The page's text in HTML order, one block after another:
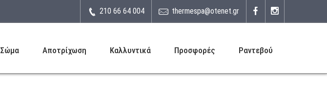
210 66 64 004 thermespa@otenet.gr
Σώμα Αποτρίχωση Καλλυντικά Προσφορές Ραντεβού